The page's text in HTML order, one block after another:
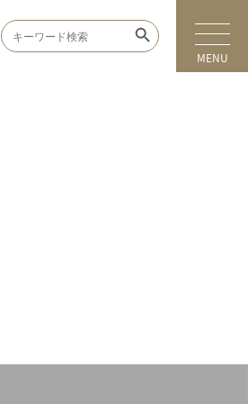
Search
for:
Search Button
MENU